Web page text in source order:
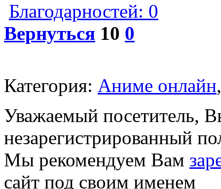
Благодарностей: 0
Вернуться 10 0
Категория: Аниме онлайн
Уважаемый посетитель,
незарегистрированный
Мы рекомендуем Вам
сайт под своим именем